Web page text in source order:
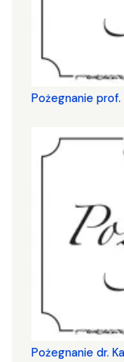
Pożegnanie prof.
Pożegnanie dr.